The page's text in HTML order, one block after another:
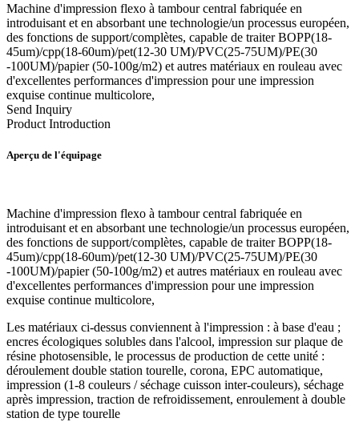
Machine d'impression flexo à tambour central fabriquée en
introduisant et en absorbant une technologie/un processus européen,
des fonctions de support/complètes, capable de traiter BOPP(18-
45um)/cpp(18-60um)/pet(12-30 UM)/PVC(25-75UM)/PE(30
-100UM)/papier (50-100g/m2) et autres matériaux en rouleau avec
d'excellentes performances d'impression pour une impression
exquise continue multicolore,
Send Inquiry
Product Introduction
Aperçu de l'équipage
Machine d'impression flexo à tambour central fabriquée en
introduisant et en absorbant une technologie/un processus européen,
des fonctions de support/complètes, capable de traiter BOPP(18-
45um)/cpp(18-60um)/pet(12-30 UM)/PVC(25-75UM)/PE(30
-100UM)/papier (50-100g/m2) et autres matériaux en rouleau avec
d'excellentes performances d'impression pour une impression
exquise continue multicolore,
Les matériaux ci-dessus conviennent à l'impression : à base d'eau ;
encres écologiques solubles dans l'alcool, impression sur plaque de
résine photosensible, le processus de production de cette unité :
déroulement double station tourelle, corona, EPC automatique,
impression (1-8 couleurs / séchage cuisson inter-couleurs), séchage
après impression, traction de refroidissement, enroulement à double
station de type tourelle